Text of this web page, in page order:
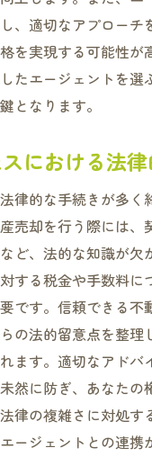
、適切なアプローチ
を実現する可能性が
たエージェントを選
となります。
における法
律的な手続きが多く
売却を行う際には、
ど、法的な知識が欠
する税金や手数料に
です。信頼できる不
の法的留意点を整理
ます。適切なアドバ
然に防ぎ、あなたの
律の複雑さに対処す
ージェントとの連携